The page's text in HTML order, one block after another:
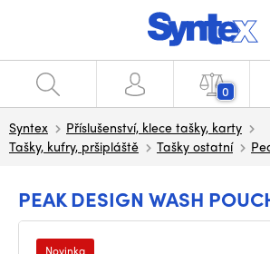
0
Syntex
Příslušenství, klece tašky, karty
Tašky, kufry, pršipláště
Tašky ostatní
PEAK DESIGN WASH
Novinka